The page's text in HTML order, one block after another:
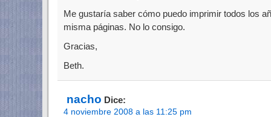
Me gustaría saber cómo puedo imprimir todos los
misma páginas. No lo consigo.
Gracias,
Beth.
nacho Dice:
4 noviembre 2008 a las 11:25 pm